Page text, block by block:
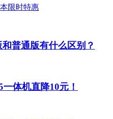
普通版有什么区别？
体机直降10元！